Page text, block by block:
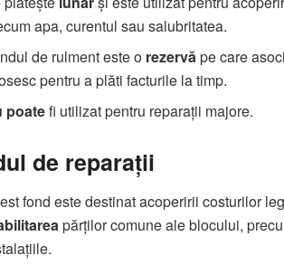
apa, curentul sau salubritatea.
de rulment este o rezervăpe care
pentru a plăti facturile la timp.
poatefi utilizat pentru reparații majore.
de reparații
fond este destinat acoperirii costurilor
părților comune ale blocului,